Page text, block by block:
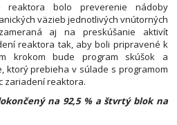
reaktora bolo preverenie nádoby
väzieb jednotlivých vnútorných
aj na preskúšanie aktivít
reaktora tak, aby boli pripravené k
krokom bude program skúšok a
ktorý prebieha v súlade s programom
zariadení reaktora.
na 92,5 % a štvrtý blok na